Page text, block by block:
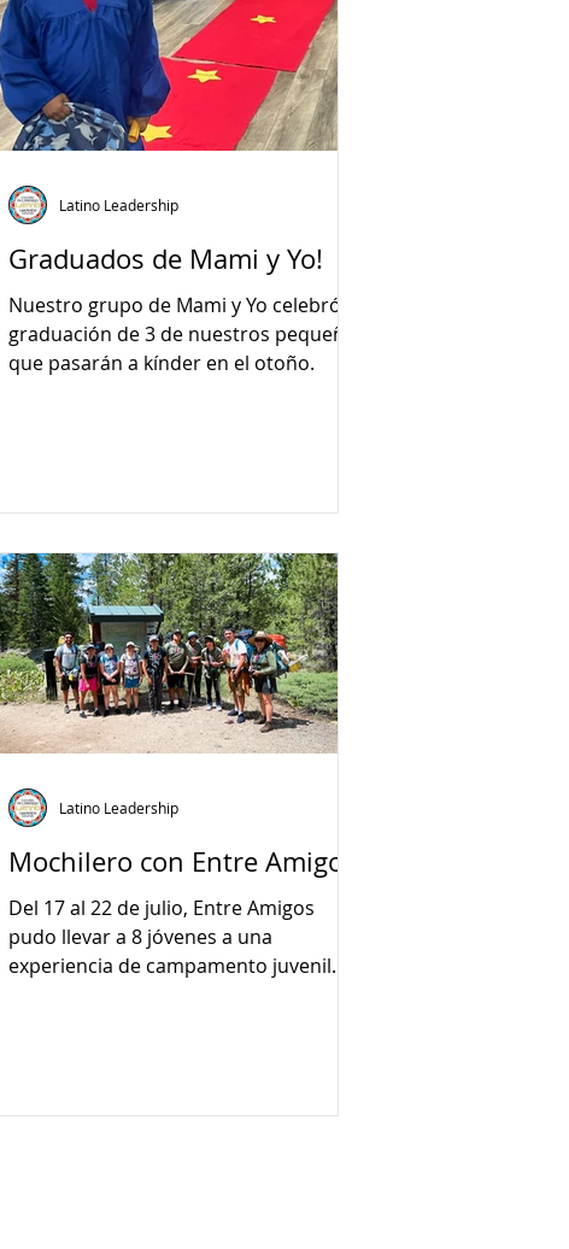
Graduados de Mami y Yo!
Nuestro grupo de Mami y Yo celebró la
graduación de 3 de nuestros pequeños
que pasarán a kínder en el otoño.
Latino Leadership
Mochilero con Entre Amigos
Del 17 al 22 de julio, Entre Amigos
pudo llevar a 8 jóvenes a una
experiencia de campamento juvenil
Latino Leadership